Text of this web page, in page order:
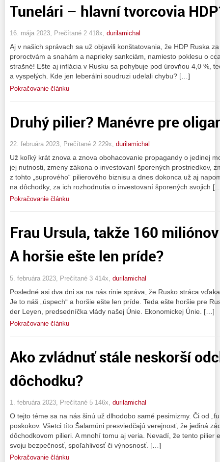
Tunelári – hlavní tvorcovia
16. mája 2023, Prečítané 2 418x, durilamichal
Aj v našich správach sa už objavili konštatovania, že HDP Ruska
proroctvám a snahám a naprieky sankciám, namiesto poklesu o
strašné! Ešte aj inflácia v Rusku sa pohybuje pod úrovňou 4,0 %,
a vyspelých. Kde jen leberálni soudruzi udelali chybu? […]
Pokračovanie článku
Druhý pilier? Manévre pre
22. februára 2023, Prečítané 2 229x, durilamichal
Už koľký krát znova a znova obohacovanie propagandy o jedinej
jej nutnosti, zmeny zákona o investovaní šporených prostriedkov,
z tohto „suprového“ pilierového biznisu a dnes dokonca už aj
na dôchodky, za ich rozhodnutia o investovaní šporených svojich
Pokračovanie článku
Frau Ursula, takže 160
A horšie ešte len príde?
5. februára 2023, Prečítané 3 414x, durilamichal
Posledné asi dva dni sa na nás rinie správa, že Rusko stráca
Je to náš „úspech“ a horšie ešte len príde. Teda ešte horšie pre
der Leyen, predsedníčka vlády našej Únie. Ekonomickej Únie. […]
Pokračovanie článku
Ako zvládnuť stále neskorší
dôchodku?
1. februára 2023, Prečítané 5 146x, durilamichal
O tejto téme sa na nás šinú už dlhodobo samé pesimizmy. Či od
poskokov. Všetci títo Šalamúni presviedčajú verejnosť, že jediná
dôchodkovom pilieri. A mnohí tomu aj veria. Nevadí, že tento pilier
svoju bezpečnosť, spoľahlivosť či výnosnosť. […]
Pokračovanie článku